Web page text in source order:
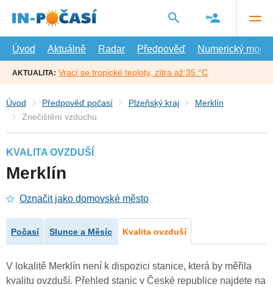
hlavní
Úvod
Aktuálně Radar Předpověď Numerický model
AKTUALITA: Vrací se tropické teploty, zítra až 35 °C
Úvod Předpověď počasí Plzeňský kraj
Merklín
Znečištění vzduchu
KVALITA OVZDUŠÍ
Merklín
Označit jako domovské město
Počasí Slunce a Měsíc Kvalita ovzduší
V lokalitě Merklín není k dispozici stanice, která by měřila
kvalitu ovzduší. Přehled stanic v České republice najdete na